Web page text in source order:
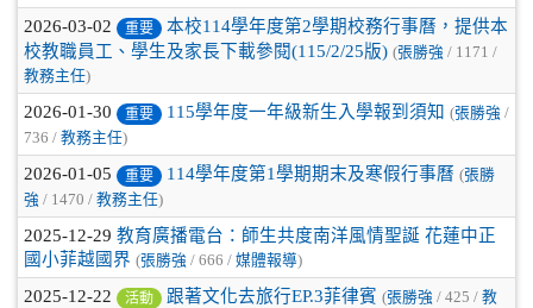
2026-03-02 重要
本校114學年度第2學期校務行事曆，提供本
校教職員工、學生及家長下載參閱(115/2/25版) (張勝強 / 1171 /
教務主任)
2026-01-30 重要 115學年度一年級新生入學報到須知 (張勝強 /
736 / 教務主任)
2026-01-05 重要 114學年度第1學期期末及寒假行事曆 (張勝
強 / 1470 / 教務主任)
2025-12-29 教育廣播電台：師生共度南洋風情聖誕 花蓮中正
國小菲越國界 (張勝強 / 666 / 媒體報導)
2025-12-22 活動 跟著文化去旅行EP.3菲律賓 (張勝強 / 425 / 教